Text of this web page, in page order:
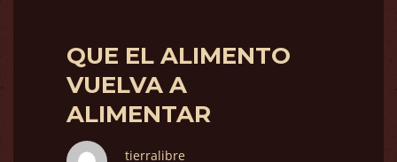
QUE EL ALIMENTO
VUELVA A
ALIMENTAR
tierralibre